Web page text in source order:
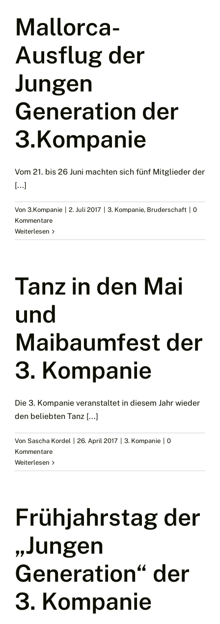
Mallorca-
Ausflug der
Jungen
Generation der
3.Kompanie
Vom 21. bis 26 Juni machten sich fünf Mitglieder der
[...]
Von 3.Kompanie 2. Juli 2017 3. Kompanie, Bruderschaft
0
Kommentare
Weiterlesen
Tanz in den Mai
und
Maibaumfest der
3. Kompanie
Die 3. Kompanie veranstaltet in diesem Jahr wieder
den beliebten Tanz [...]
Von Sascha Kordel 26. April 2017 3. Kompanie
0
Kommentare
Weiterlesen
Frühjahrstag der
„Jungen
Generation“ der
3. Kompanie